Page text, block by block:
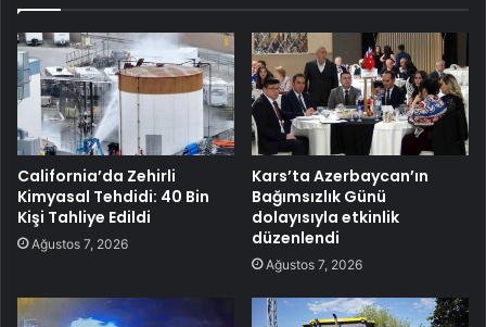
California’da Zehirli
Kimyasal Tehdidi: 40 Bin
Kişi Tahliye Edildi
Ağustos 7, 2026
Kars’ta Azerbaycan’ın
Bağımsızlık Günü
dolayısıyla etkinlik
düzenlendi
Ağustos 7, 2026